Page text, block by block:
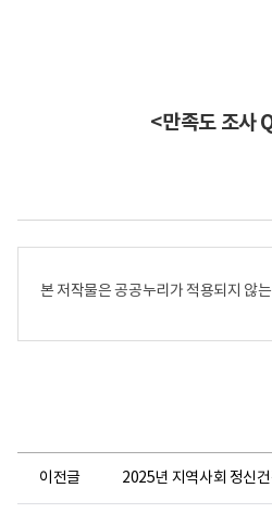
<만족도 조사
본 저작물은 공공누리가 적용되지 않
이전글 2025년 지역사회 정신